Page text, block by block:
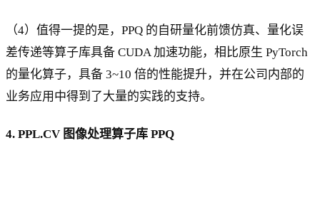
（4）值得一提的是，PPQ 的自研量化前馈仿真、量化误
差传递等算子库具备 CUDA 加速功能，相比原生 PyTorch
的量化算子，具备 3~10 倍的性能提升，并在公司内部的
业务应用中得到了大量的实践的支持。
4. PPL.CV 图像处理算子库 PPQ